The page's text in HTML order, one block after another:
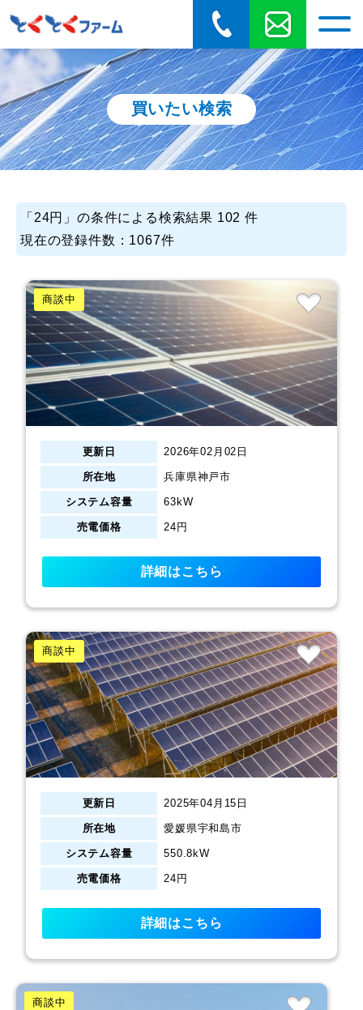
買いたい検索
「 24円 」の条件による検索結果 102 件
現在の登録件数：1067件
商談中
更新日 2026年02月02日
所在地 兵庫県神戸市
システム容量 63kW
売電価格 24円
詳細はこちら
商談中
更新日 2025年04月15日
所在地 愛媛県宇和島市
システム容量 550.8kW
売電価格 24円
詳細はこちら
商談中